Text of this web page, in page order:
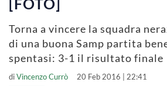
[FOTO]
Torna a vincere la squadra
di una buona Samp partita
spentasi: 3-1 il risultato finale
diVincenzo Currò 20 Feb 2016 | 22:41